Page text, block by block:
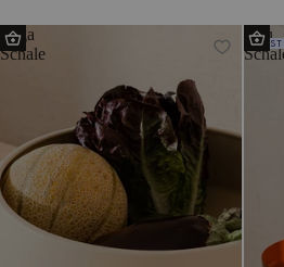
Tuga
Schale
Vilu